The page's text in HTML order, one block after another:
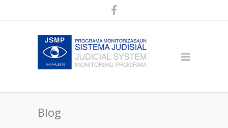
Blog